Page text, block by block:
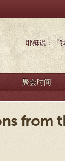
耶稣说：『
聚会时间
from